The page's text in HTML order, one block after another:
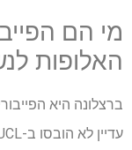
מי הם
האלופות לנשים